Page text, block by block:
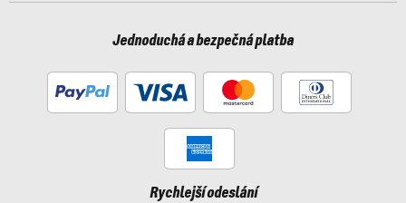
Jednoduchá a bezpečná platba
Rychlejší odeslání